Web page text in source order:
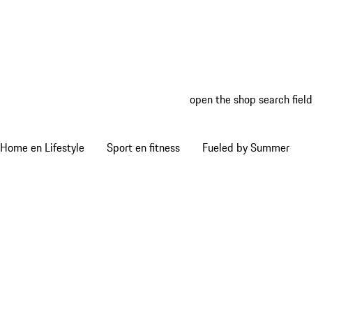
open the shop search field
Home en Lifestyle Sport en fitness Fueled by Summer